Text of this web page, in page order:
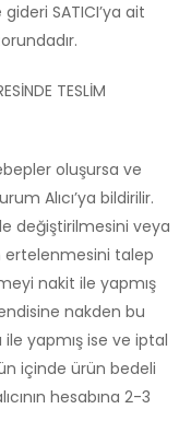
SATICI’ya ait
TESLİM
oluşursa ve
Alıcı’ya bildirilir.
değiştirilmesini veya
ertelenmesini talep
nakit ile yapmış
nakden bu
ile yapmış ise ve iptal
içinde ürün bedeli
hesabına 2-3